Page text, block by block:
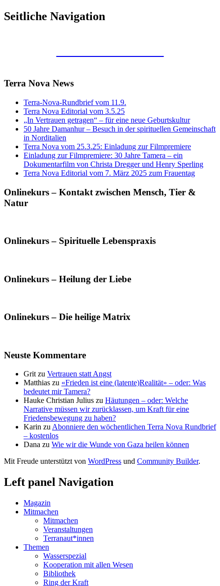
Seitliche Navigation
Terra Nova News
Terra-Nova-Rundbrief vom 11.9.
Terra Nova Editorial vom 3.5.25
„In Vertrauen getragen“ – für eine neue Geburtskultur
50 Jahre Damanhur – Besuch in der spirituellen Gemeinschaft
in Norditalien
Terra Nova vom 25.3.25: Einladung zur Filmpremiere
Einladung zur Filmpremiere: 30 Jahre Tamera – ein
Dokumentarfilm von Christa Dregger und Henry Sperling
Terra Nova Editorial vom 7. März 2025 zum Frauentag
Onlinekurs – Kontakt zwischen Mensch, Tier &
Natur
Onlinekurs – Spirituelle Lebenspraxis
Onlinekurs – Heilung der Liebe
Onlinekurs – Die heilige Matrix
Neuste Kommentare
Grit zu Vertrauen statt Angst
Matthias zu «Frieden ist eine (latente)Realität» – oder: Was
bedeutet mir Tamera?
Hauke Christian Julius zu Häutungen – oder: Welche
Narrative müssen wir zurücklassen, um Kraft für eine
Friedensbewegung zu haben?
Karin zu Abonniere den wöchentlichen Terra Nova Rundbrief
– kostenlos
Dana zu Wie wir die Wunde von Gaza heilen können
Mit Freude unterstützt von WordPress und Community Builder.
Left panel Navigation
Magazin
Mitmachen
Mitmachen
Veranstaltungen
Terranaut*innen
Themen
Wasserspezial
Kooperation mit allen Wesen
Bibliothek
Ring der Kraft